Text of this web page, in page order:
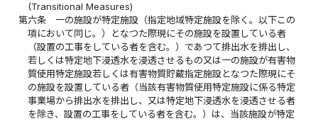
(Transitional Measures)
第六条
一の施設が特定施設（指定地域特定施設を除く。以下この
項において同じ。）となつた際現にその施設を設置している者
（設置の工事をしている者を含む。）であつて排出水を排出し、
若しくは特定地下浸透水を浸透させるもの又は一の施設が有害物
質使用特定施設若しくは有害物質貯蔵指定施設となつた際現にそ
の施設を設置している者（当該有害物質使用特定施設に係る特定
事業場から排出水を排出し、又は特定地下浸透水を浸透させる者
を除き、設置の工事をしている者を含む。）は、当該施設が特定